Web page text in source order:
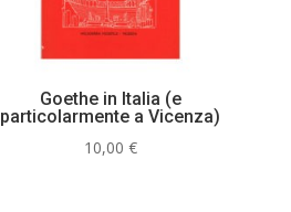
Goethe in Italia (e
particolarmente a Vicenza)
10,00 €